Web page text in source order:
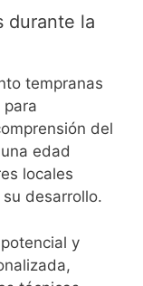
durante la
tempranas
del
edad
locales
desarrollo.
y